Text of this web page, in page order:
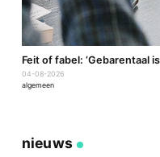
Feit of fabel: ‘Gebarentaal
04-08-2026
algemeen
nieuws